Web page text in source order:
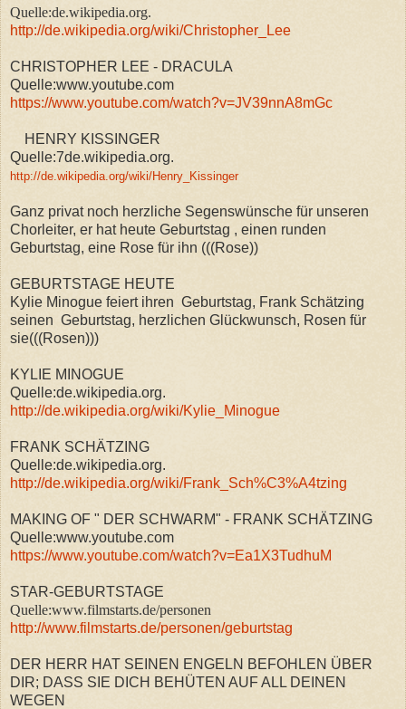
Quelle:de.wikipedia.org.
http://de.wikipedia.org/wiki/Christopher_Lee
CHRISTOPHER LEE - DRACULA
Quelle:www.youtube.com
https://www.youtube.com/watch?v=JV39nnA8mGc
HENRY KISSINGER
Quelle:7de.wikipedia.org.
http://de.wikipedia.org/wiki/Henry_Kissinger
Ganz privat noch herzliche Segenswünsche für unseren
Chorleiter, er hat heute Geburtstag , einen runden
Geburtstag, eine Rose für ihn (((Rose))
GEBURTSTAGE HEUTE
Kylie Minogue feiert ihren Geburtstag, Frank Schätzing
seinen Geburtstag, herzlichen Glückwunsch, Rosen für
sie(((Rosen)))
KYLIE MINOGUE
Quelle:de.wikipedia.org.
http://de.wikipedia.org/wiki/Kylie_Minogue
FRANK SCHÄTZING
Quelle:de.wikipedia.org.
http://de.wikipedia.org/wiki/Frank_Sch%C3%A4tzing
MAKING OF " DER SCHWARM" - FRANK SCHÄTZING
Quelle:www.youtube.com
https://www.youtube.com/watch?v=Ea1X3TudhuM
STAR-GEBURTSTAGE
Quelle:www.filmstarts.de/personen
http://www.filmstarts.de/personen/geburtstag
DER HERR HAT SEINEN ENGELN BEFOHLEN ÜBER
DIR; DASS SIE DICH BEHÜTEN AUF ALL DEINEN
WEGEN